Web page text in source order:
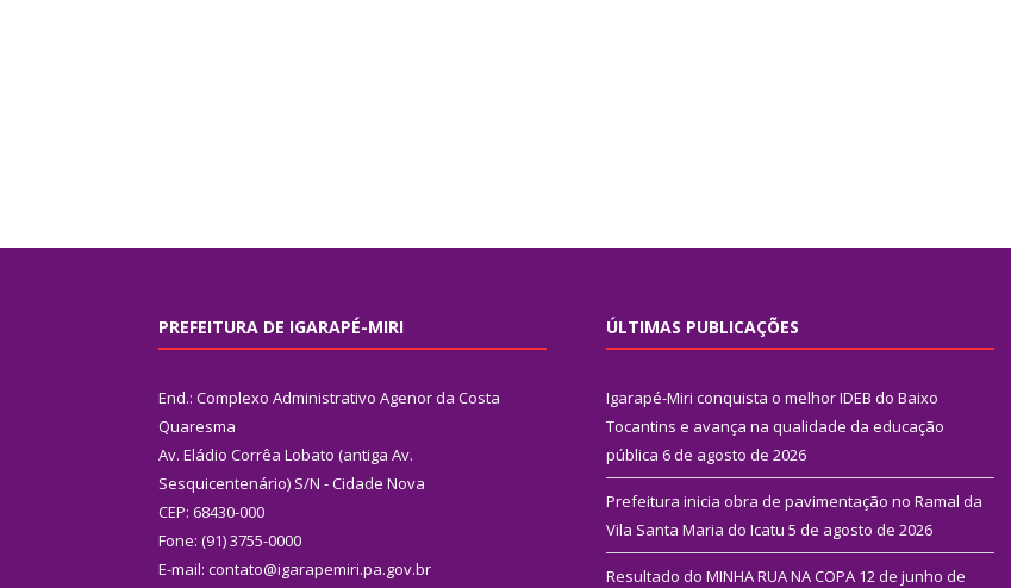
PREFEITURA DE IGARAPÉ-MIRI
End.: Complexo Administrativo Agenor da Costa
Quaresma
Av. Eládio Corrêa Lobato (antiga Av.
Sesquicentenário) S/N - Cidade Nova
CEP: 68430-000
Fone: (91) 3755-0000
E-mail: contato@igarapemiri.pa.gov.br
ÚLTIMAS PUBLICAÇÕES
Igarapé-Miri conquista o melhor IDEB do Baixo
Tocantins e avança na qualidade da educação
pública 6 de agosto de 2026
Prefeitura inicia obra de pavimentação no Ramal da
Vila Santa Maria do Icatu 5 de agosto de 2026
Resultado do MINHA RUA NA COPA 12 de junho de